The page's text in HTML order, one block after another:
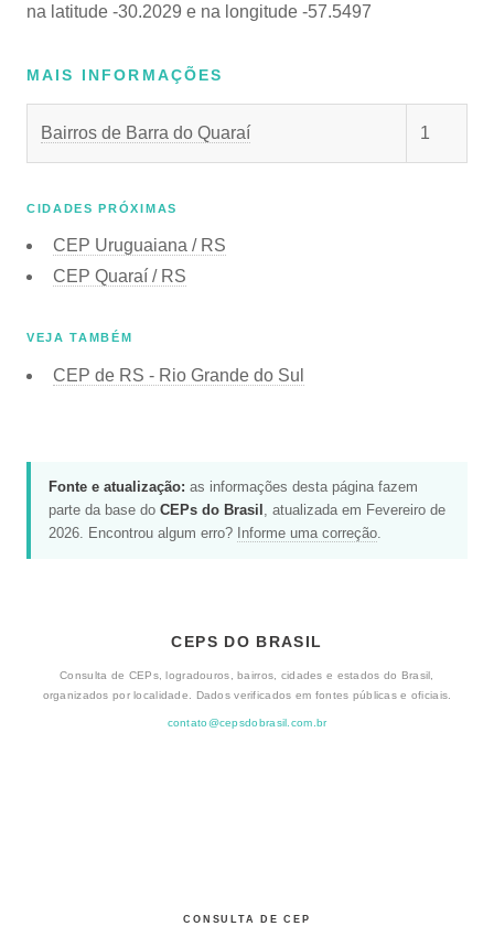
na latitude -30.2029 e na longitude -57.5497
MAIS INFORMAÇÕES
Bairros de Barra do Quaraí 1
CIDADES PRÓXIMAS
CEP Uruguaiana / RS
CEP Quaraí / RS
VEJA TAMBÉM
CEP de RS - Rio Grande do Sul
Fonte e atualização: as informações desta página fazem
parte da base do CEPs do Brasil , atualizada em Fevereiro de
2026. Encontrou algum erro? Informe uma correção.
CEPS DO BRASIL
Consulta de CEPs, logradouros, bairros, cidades e estados do Brasil,
organizados por localidade. Dados verificados em fontes públicas e oficiais.
contato@cepsdobrasil.com.br
CONSULTA DE CEP